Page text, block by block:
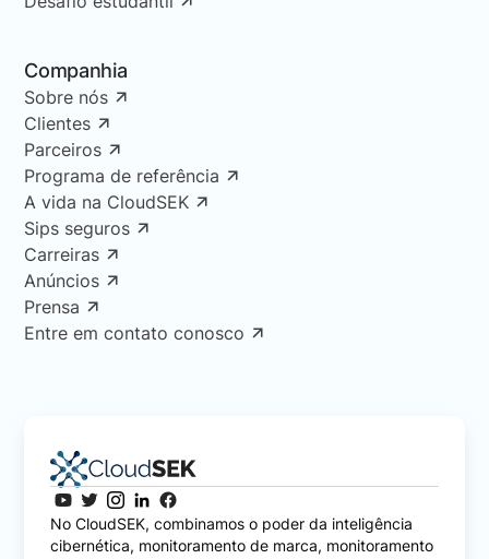
Companhia
Sobre nós
Clientes
Parceiros
Programa de referência
A vida na CloudSEK
Sips seguros
Carreiras
Anúncios
Prensa
Entre em contato conosco
No CloudSEK, combinamos o poder da inteligência
cibernética, monitoramento de marca, monitoramento